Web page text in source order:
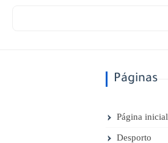
Páginas
Página inicial
Desporto